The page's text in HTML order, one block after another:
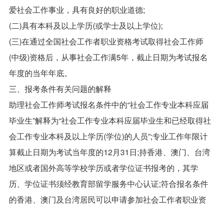
爱社会工作事业，具有良好的职业道德;
(二)具有本科及以上学历(或学士及以上学位);
(三)在通过全国社会工作者职业资格考试取得社会工作师
(中级)资格后，从事社会工作满5年，截止日期为考试报名
年度的当年年底。
三、报考条件有关问题的解释
助理社会工作师考试报名条件中的“社会工作专业本科应届
毕业生”解释为“社会工作专业本科应届毕业生和已经取得社
会工作专业本科及以上学历(学位)的人员”;专业工作年限计
算截止日期为考试当年度的12月31日;持香港、澳门、台湾
地区或者国外高等学校学历或者学位证书报考的，其学
历、学位证书须经教育部留学服务中心认证;符合报名条件
的香港、澳门及台湾居民可以申请参加社会工作者职业资